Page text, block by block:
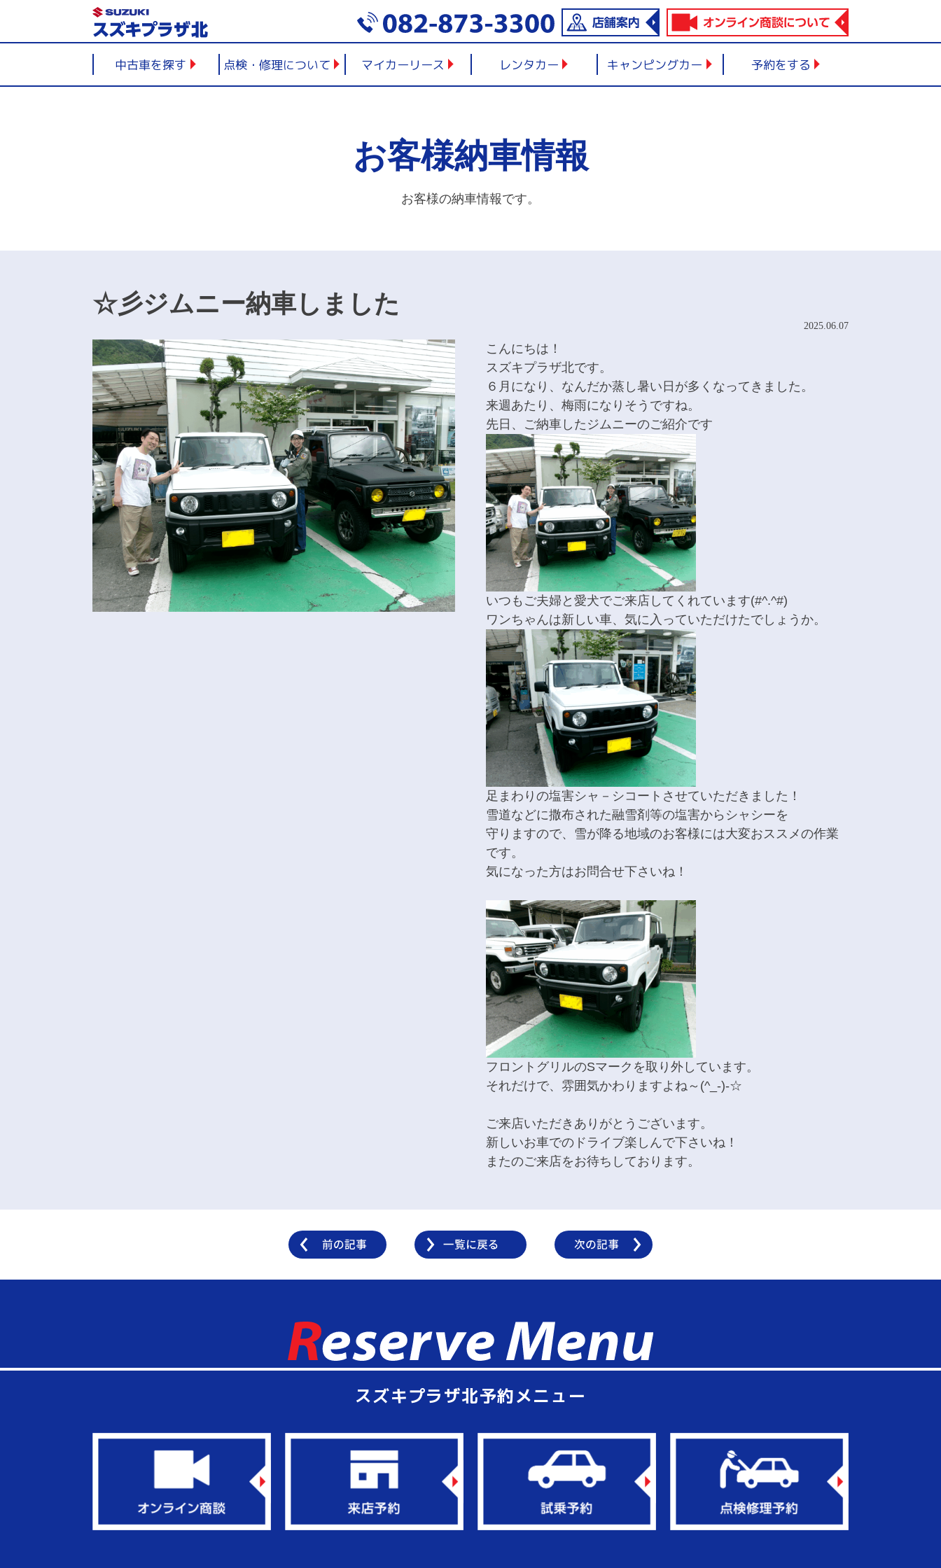
content
中古車を探す 点検・修理について マイカーリース レンタカー キャンピングカー 予約をする
お客様納車情報
お客様の納車情報です。
☆彡ジムニー納車しました
2025.06.07
こんにちは！
スズキプラザ北です。
６月になり、なんだか蒸し暑い日が多くなってきました。
来週あたり、梅雨になりそうですね。
先日、ご納車したジムニーのご紹介です
いつもご夫婦と愛犬でご来店してくれています(#^.^#)
ワンちゃんは新しい車、気に入っていただけたでしょうか。
足まわりの塩害シャ－シコートさせていただきました！
雪道などに撒布された融雪剤等の塩害からシャシーを
守りますので、雪が降る地域のお客様には大変おススメの作業
です。
気になった方はお問合せ下さいね！
フロントグリルのSマークを取り外しています。
それだけで、雰囲気かわりますよね～(^_-)-☆
ご来店いただきありがとうございます。
新しいお車でのドライブ楽しんで下さいね！
またのご来店をお待ちしております。
スズキプラザ北予約メニュー